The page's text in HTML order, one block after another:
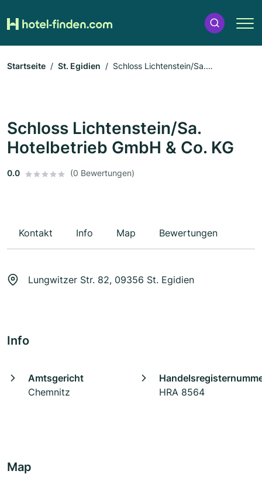
Startseite St. Egidien
Schloss Lichtenstein/Sa.
Schloss Lichtenstein/Sa.
Hotelbetrieb GmbH & Co. KG
0.0 (0 Bewertungen)
Kontakt Info Map Bewertungen
Lungwitzer Str. 82, 09356 St. Egidien
Info
Amtsgericht
Chemnitz
HRA 8564
Map